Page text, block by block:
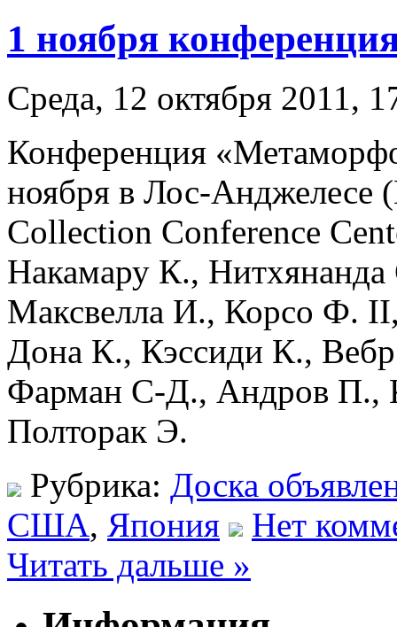
1 ноября
Среда, 12 октября 2011,
Конференция
ноября в Лос-
Collection Conference
Накамару К.,
Максвелла И., Корсо Ф.
Дона К., Кэссиди К.,
Фарман С-Д., Андров
Полторак Э.
Рубрика: Доска
США, Япония
Нет
Читать дальше »